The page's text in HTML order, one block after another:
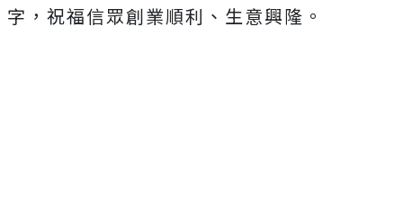
字，祝福信眾創業順利、生意興隆。